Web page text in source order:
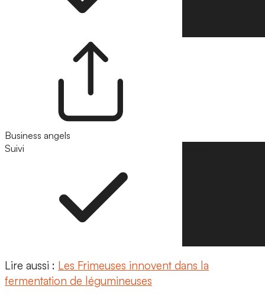
Business angels
Suivi
Lire aussi : Les Frimeuses innovent dans la
fermentation de légumineuses